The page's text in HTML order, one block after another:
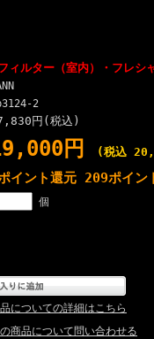
ィルター（室内）・フレ
2
円(税込)
円 (税込
イント還元 209ポイン
個
についての詳細はこちら
商品について問い合わせる